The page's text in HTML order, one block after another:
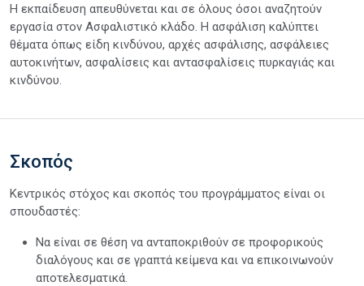
Η εκπαίδευση απευθύνεται και σε όλους όσοι αναζητούν
εργασία στον Ασφαλιστικό κλάδο. Η ασφάλιση καλύπτει
θέματα όπως είδη κινδύνου, αρχές ασφάλισης, ασφάλειες
αυτοκινήτων, ασφαλίσεις και αντασφαλίσεις πυρκαγιάς και
κινδύνου.
Σκοπός
Κεντρικός στόχος και σκοπός του προγράμματος είναι οι
σπουδαστές:
Να είναι σε θέση να ανταποκριθούν σε προφορικούς
διαλόγους και σε γραπτά κείμενα και να επικοινωνούν
αποτελεσματικά.